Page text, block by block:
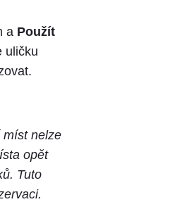
a Použít
uličku
míst nelze
opět
Tuto